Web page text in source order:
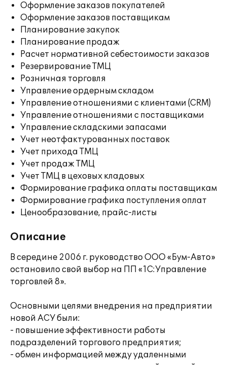
Оформление заказов покупателей
Оформление заказов поставщикам
Планирование закупок
Планирование продаж
Расчет нормативной себестоимости заказов
Резервирование ТМЦ
Розничная торговля
Управление ордерным складом
Управление отношениями с клиентами (CRM)
Управление отношениями с поставщиками
Управление складскими запасами
Учет неотфактурованных поставок
Учет прихода ТМЦ
Учет продаж ТМЦ
Учет ТМЦ в цеховых кладовых
Формирование графика оплаты поставщикам
Формирование графика поступления оплат
Ценообразование, прайс-листы
Описание
В середине 2006 г. руководство ООО «Бум-Авто»
остановило свой выбор на ПП «1С:Управление
торговлей 8».
Основными целями внедрения на предприятии
новой АСУ были:
- повышение эффективности работы
подразделений торгового предприятия;
- обмен информацией между удаленными